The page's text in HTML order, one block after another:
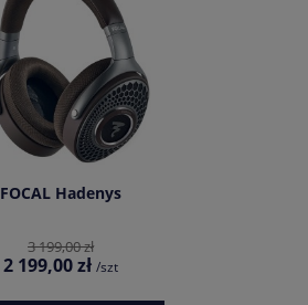
FOCAL Hadenys
3 199,00 zł
2 199,00 zł /szt